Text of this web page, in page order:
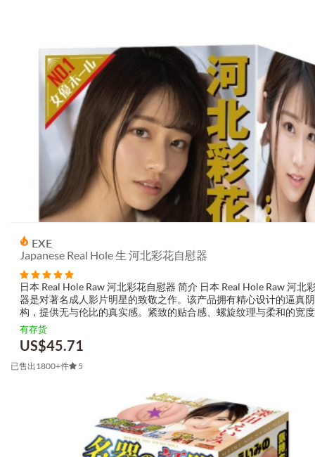
EXE
Japanese Real Hole 生 河北彩花自慰器
日本 Real Hole Raw 河北彩花自慰器 简介 日本 Real Hole Raw 河北
器是对著名成人影片明星的致敬之作。该产品拥有精心设计的逼真
构，提供无与伦比的真实感。紧致的贴合感、螺旋纹理与柔和的宽
每一次推动都带来令人难以置信的愉悦感。这是一...
有存货
US$45.71
已售出1800+件 5